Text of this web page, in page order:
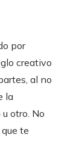
por
creativo
al no
la
otro. No
te